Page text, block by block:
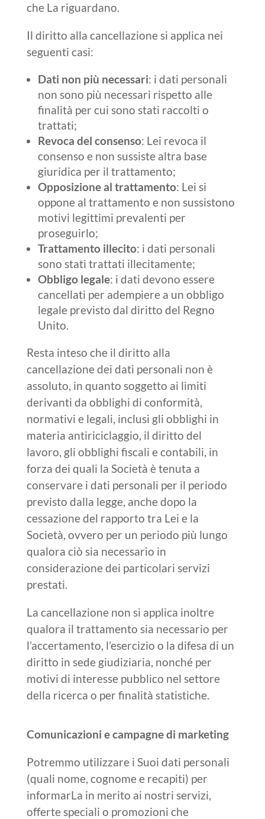
che La riguardano.
Il diritto alla cancellazione si applica nei
seguenti casi:
Dati non più necessari: i dati personali
non sono più necessari rispetto alle
finalità per cui sono stati raccolti o
trattati;
Revoca del consenso: Lei revoca il
consenso e non sussiste altra base
giuridica per il trattamento;
Opposizione al trattamento: Lei si
oppone al trattamento e non sussistono
motivi legittimi prevalenti per
proseguirlo;
Trattamento illecito: i dati personali
sono stati trattati illecitamente;
Obbligo legale: i dati devono essere
cancellati per adempiere a un obbligo
legale previsto dal diritto del Regno
Unito.
Resta inteso che il diritto alla
cancellazione dei dati personali non è
assoluto, in quanto soggetto ai limiti
derivanti da obblighi di conformità,
normativi e legali, inclusi gli obblighi in
materia antiriciclaggio, il diritto del
lavoro, gli obblighi fiscali e contabili, in
forza dei quali la Società è tenuta a
conservare i dati personali per il periodo
previsto dalla legge, anche dopo la
cessazione del rapporto tra Lei e la
Società, ovvero per un periodo più lungo
qualora ciò sia necessario in
considerazione dei particolari servizi
prestati.
La cancellazione non si applica inoltre
qualora il trattamento sia necessario per
l’accertamento, l’esercizio o la difesa di un
diritto in sede giudiziaria, nonché per
motivi di interesse pubblico nel settore
della ricerca o per finalità statistiche.
Comunicazioni e campagne di marketing
Potremmo utilizzare i Suoi dati personali
(quali nome, cognome e recapiti) per
informarLa in merito ai nostri servizi,
offerte speciali o promozioni che